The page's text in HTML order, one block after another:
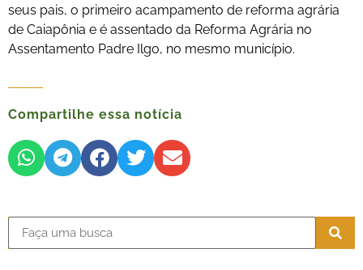
seus pais, o primeiro acampamento de reforma agrária
de Caiapônia e é assentado da Reforma Agrária no
Assentamento Padre Ilgo, no mesmo município.
Compartilhe essa notícia